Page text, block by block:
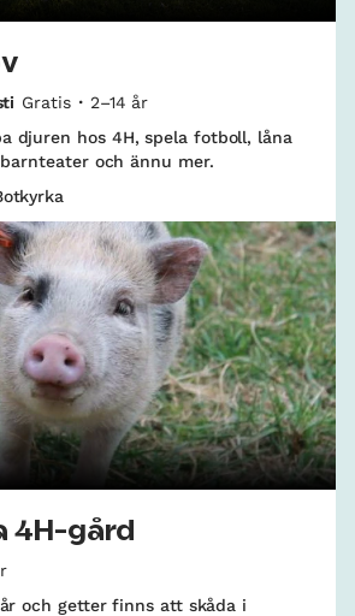
Gratis
2–14 år
djuren hos 4H, spela fotboll, låna
och ännu mer.
4H-gård
och getter finns att skåda i